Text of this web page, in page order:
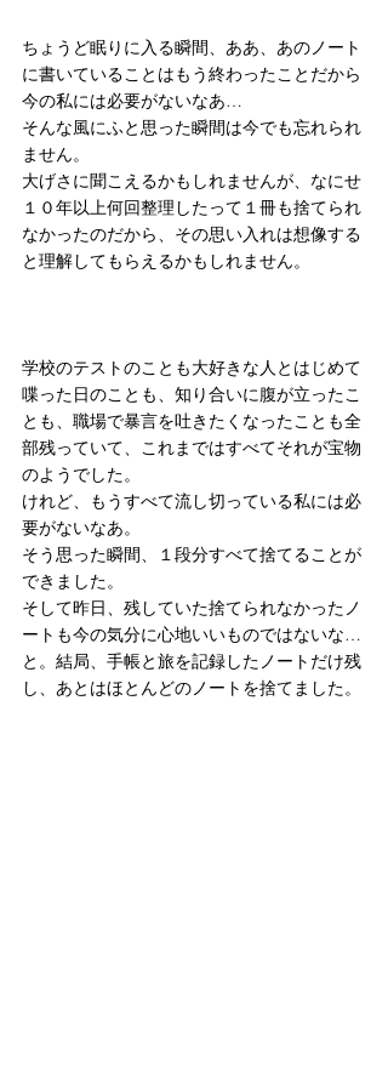
ちょうど眠りに入る瞬間、ああ、あのノート
に書いていることはもう終わったことだから
今の私には必要がないなあ…
そんな風にふと思った瞬間は今でも忘れられ
ません。
大げさに聞こえるかもしれませんが、なにせ
１０年以上何回整理したって１冊も捨てられ
なかったのだから、その思い入れは想像する
と理解してもらえるかもしれません。
学校のテストのことも大好きな人とはじめて
喋った日のことも、知り合いに腹が立ったこ
とも、職場で暴言を吐きたくなったことも全
部残っていて、これまではすべてそれが宝物
のようでした。
けれど、もうすべて流し切っている私には必
要がないなあ。
そう思った瞬間、１段分すべて捨てることが
できました。
そして昨日、残していた捨てられなかったノ
ートも今の気分に心地いいものではないな…
と。結局、手帳と旅を記録したノートだけ残
し、あとはほとんどのノートを捨てました。